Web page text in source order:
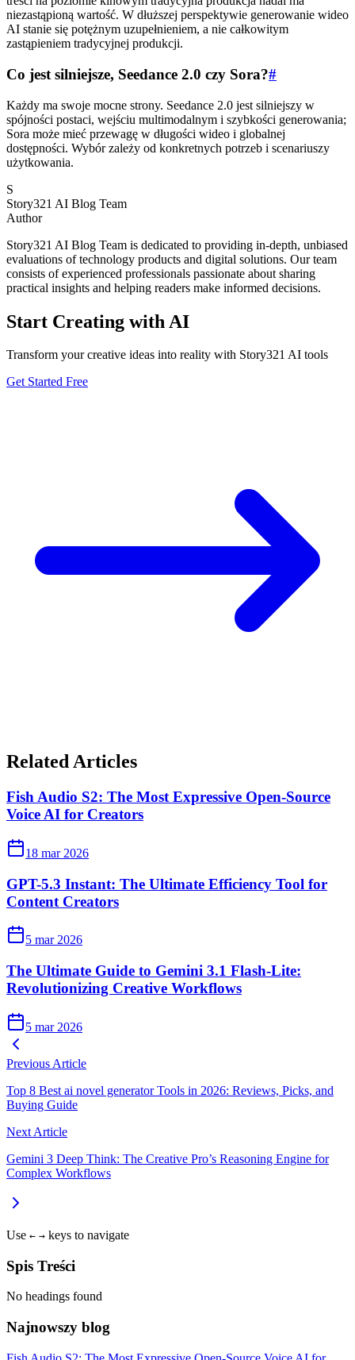
niezastąpioną wartość. W dłuższej perspektywie generowanie wideo
AI stanie się potężnym uzupełnieniem, a nie całkowitym
zastąpieniem tradycyjnej produkcji.
Co jest silniejsze, Seedance 2.0 czy Sora?#
Każdy ma swoje mocne strony. Seedance 2.0 jest silniejszy w
spójności postaci, wejściu multimodalnym i szybkości generowania;
Sora może mieć przewagę w długości wideo i globalnej
dostępności. Wybór zależy od konkretnych potrzeb i scenariuszy
użytkowania.
S
Story321 AI Blog Team
Author
Story321 AI Blog Team is dedicated to providing in-depth, unbiased
evaluations of technology products and digital solutions. Our team
consists of experienced professionals passionate about sharing
practical insights and helping readers make informed decisions.
Start Creating with AI
Transform your creative ideas into reality with Story321 AI tools
Get Started Free
Related Articles
Fish Audio S2: The Most Expressive Open-Source
Voice AI for Creators
18 mar 2026
GPT-5.3 Instant: The Ultimate Efficiency Tool for
Content Creators
5 mar 2026
The Ultimate Guide to Gemini 3.1 Flash-Lite:
Revolutionizing Creative Workflows
5 mar 2026
Previous Article
Top 8 Best ai novel generator Tools in 2026: Reviews, Picks, and
Buying Guide
Next Article
Gemini 3 Deep Think: The Creative Pro’s Reasoning Engine for
Complex Workflows
Use ← → keys to navigate
Spis Treści
No headings found
Najnowszy blog